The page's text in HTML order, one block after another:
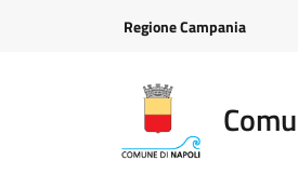
Regione Campania